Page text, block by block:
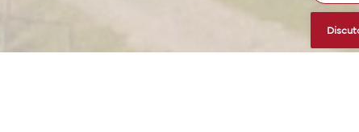
la conformité avec les réglementations.